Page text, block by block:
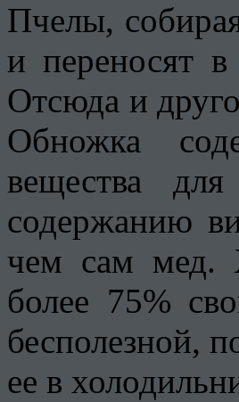
Пчелы,
и переносят в
Отсюда и
Обножка
вещества
содержанию
чем сам мед.
более 75%
бесполезной,
ее в